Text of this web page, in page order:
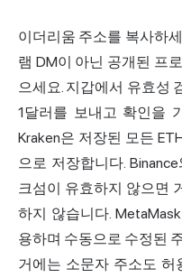
이더리움 주소를 복사하
램 DM이 아닌 공개된 프
으세요. 지갑에서 유효성
1달러를 보내고 확인을
Kraken은 저장된 모든
으로 저장합니다.
크섬이 유효하지 않으면
하지 않습니다.
용하며 수동으로 수정된
거에는 소문자 주소도 허